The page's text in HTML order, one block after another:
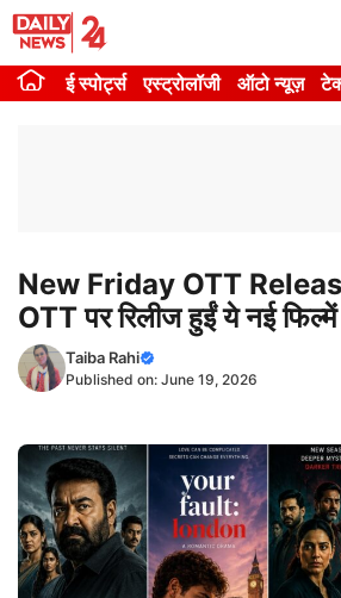
Skip
contentई स्पोर्ट्स एस्ट्रोलॉजी ऑटो न्यूज़
New Friday OTT
OTT पर रिलीज हुईं ये नई
Taiba Rahi
Published on: June 19, 2026